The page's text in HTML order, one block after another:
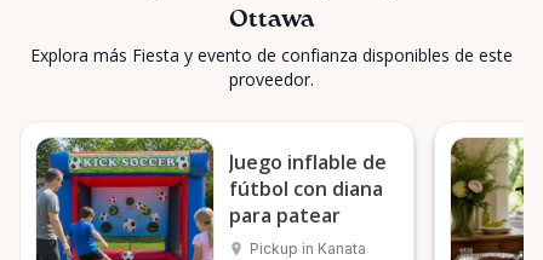
Ottawa
Explora más Fiesta y evento de confianza disponibles de este
proveedor.
Juego inflable de
fútbol con diana
para patear
Pickup in Kanata